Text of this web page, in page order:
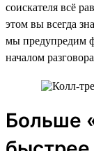
соискателя всё
этом вы всегда
мы предупредим
началом
Больше